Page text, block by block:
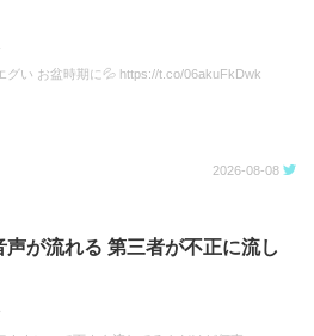
グい お盆時期に💦 https://t.co/06akuFkDwk
2026-08-08
が流れる 第三者が不正に流し